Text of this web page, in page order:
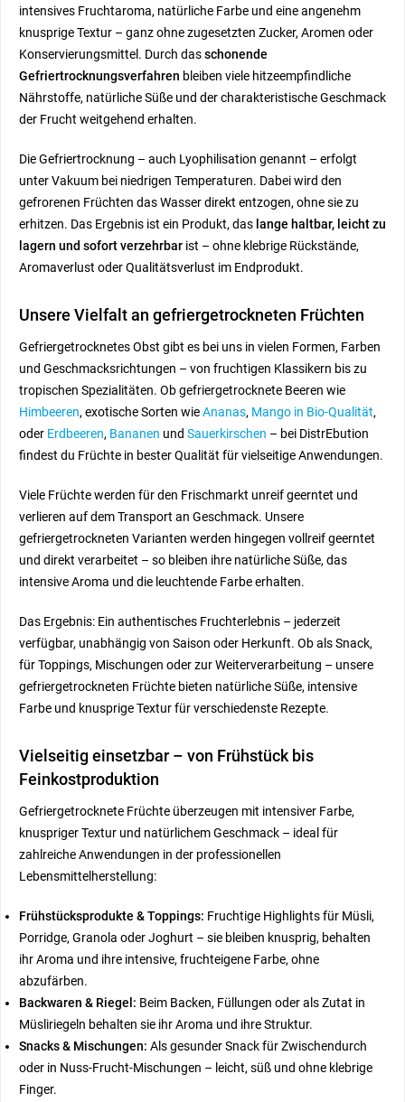
intensives Fruchtaroma, natürliche Farbe und eine angenehm
knusprige Textur – ganz ohne zugesetzten Zucker, Aromen oder
Konservierungsmittel. Durch dasschonende
Gefriertrocknungsverfahren bleiben viele hitzeempfindliche
Nährstoffe, natürliche Süße und der charakteristische Geschmack
der Frucht weitgehend erhalten.
Die Gefriertrocknung – auch Lyophilisation genannt – erfolgt
unter Vakuum bei niedrigen Temperaturen. Dabei wird den
gefrorenen Früchten das Wasser direkt entzogen, ohne sie zu
erhitzen. Das Ergebnis ist ein Produkt, das lange haltbar, leicht zu
lagern und sofort verzehrbar ist – ohne klebrige Rückstände,
Aromaverlust oder Qualitätsverlust im Endprodukt.
Unsere Vielfalt an gefriergetrockneten Früchten
Gefriergetrocknetes Obst gibt es bei uns in vielen Formen, Farben
und Geschmacksrichtungen – von fruchtigen Klassikern bis zu
tropischen Spezialitäten. Ob gefriergetrocknete Beeren wie
Himbeeren, exotische Sorten wieAnanas, Mango in Bio-Qualität,
oder Erdbeeren, Bananen und Sauerkirschen – bei DistrEbution
findest du Früchte in bester Qualität für vielseitige Anwendungen.
Viele Früchte werden für den Frischmarkt unreif geerntet und
verlieren auf dem Transport an Geschmack. Unsere
gefriergetrockneten Varianten werden hingegen vollreif geerntet
und direkt verarbeitet – so bleiben ihre natürliche Süße, das
intensive Aroma und die leuchtende Farbe erhalten.
Das Ergebnis: Ein authentisches Fruchterlebnis – jederzeit
verfügbar, unabhängig von Saison oder Herkunft. Ob als Snack,
für Toppings, Mischungen oder zur Weiterverarbeitung – unsere
gefriergetrockneten Früchte bieten natürliche Süße, intensive
Farbe und knusprige Textur für verschiedenste Rezepte.
Vielseitig einsetzbar – von Frühstück bis
Feinkostproduktion
Gefriergetrocknete Früchte überzeugen mit intensiver Farbe,
knuspriger Textur und natürlichem Geschmack – ideal für
zahlreiche Anwendungen in der professionellen
Lebensmittelherstellung:
Frühstücksprodukte & Toppings: Fruchtige Highlights für Müsli,
Porridge, Granola oder Joghurt – sie bleiben knusprig, behalten
ihr Aroma und ihre intensive, fruchteigene Farbe, ohne
abzufärben.
Backwaren & Riegel: Beim Backen, Füllungen oder als Zutat in
Müsliriegeln behalten sie ihr Aroma und ihre Struktur.
Snacks & Mischungen: Als gesunder Snack für Zwischendurch
oder in Nuss-Frucht-Mischungen – leicht, süß und ohne klebrige
Finger.